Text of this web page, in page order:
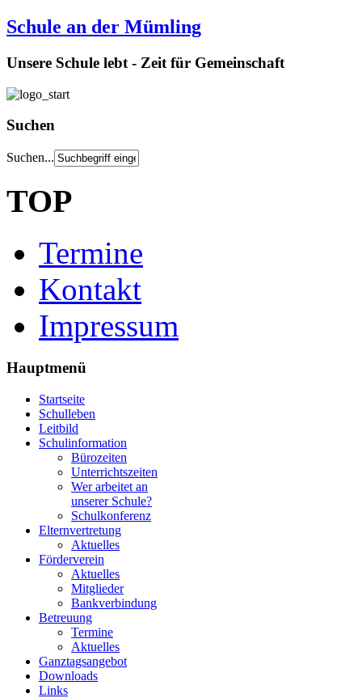
Schule an der Mümling
Unsere Schule lebt - Zeit für Gemeinschaft
Suchen
Suchen...
TOP
Termine
Kontakt
Impressum
Hauptmenü
Startseite
Schulleben
Leitbild
Schulinformation
Bürozeiten
Unterrichtszeiten
Wer arbeitet an
unserer Schule?
Schulkonferenz
Elternvertretung
Aktuelles
Förderverein
Aktuelles
Mitglieder
Bankverbindung
Betreuung
Termine
Aktuelles
Ganztagsangebot
Downloads
Links